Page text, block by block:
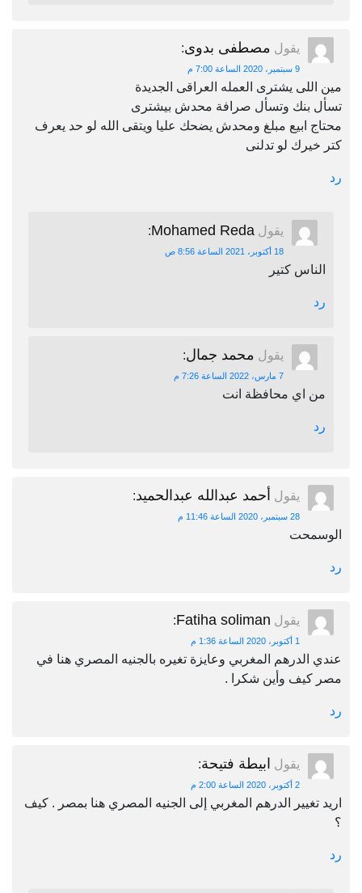
يقول مصطفى بدوى:
9 سبتمبر، 2020 الساعة 7:00 م
مين اللى يشترى العمله العراقى الجديدة
تسأل بنك وتسأل صرافة محدش بيشترى
محتاج ابيع مبلغ ومحدش يضحك عليا ويتقى الله لو حد يعرف
كتر خيرك لو تدلنى
رد
يقول Mohamed Reda
:
18 أكتوبر، 2021 الساعة 8:56 ص
الناس كتير
رد
يقول محمد جمال:
7 مارس، 2022 الساعة 7:26 م
من اي محافظة انت
رد
يقول أحمد عبدالله عبدالحميد:
28 سبتمبر، 2020 الساعة 11:46 م
الوسمحت
رد
يقول Fatiha soliman
:
1 أكتوبر، 2020 الساعة 1:36 م
عندي الدرهم المغربي وعايزة تغيره بالجنيه المصري هنا في
مصر كيف وأين شكرا .
رد
يقول ابيطة فتيحة:
2 أكتوبر، 2020 الساعة 2:00 م
اريد تغيير الدرهم المغربي إلى الجنيه المصري هنا بمصر . كيف
؟
رد